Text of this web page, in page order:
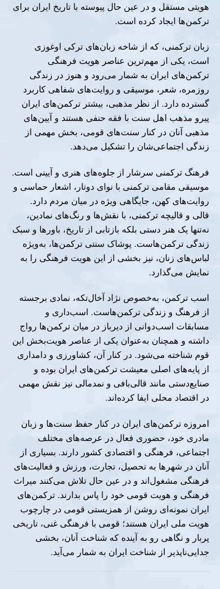
هویتی مستقل و در عین حال پیوسته با تاریخ ایران برای
ترکمن‌ها ایجاد کرده است.
زبان ترکمنی، که از شاخه زبان‌های ترکی اوغوزی
است، یکی از مهم‌ترین عناصر هویت فرهنگی
ترکمن‌های ایران به شمار می‌رود و هنوز در زندگی
روزمره، شعر، موسیقی و روایت‌های شفاهی کاربرد
گسترده دارد. از نظر مذهبی، بیشتر ترکمن‌های ایران
پیرو مذهب اهل سنت با فقه حنفی هستند و آیین‌های
مذهبی آنان در کنار سنت‌های قومی، بخش مهمی از
زندگی اجتماعی‌شان را تشکیل می‌دهد.
فرهنگ ترکمنی سرشار از جلوه‌های هنری و آیینی است.
موسیقی مقامی ترکمنی با نوای دوتار، اشعار حماسی و
روایت‌های کهن، جایگاهی ویژه در میان مردم دارد.
قالی و قالیچه ترکمنی، با نقش‌ها و رنگ‌های نمادین،
نه‌تنها یک هنر دستی بلکه بازتابی از تاریخ، باورها و سبک
زندگی ترکمن‌هاست. پوشاک سنتی ترکمن‌ها، به‌ویژه
لباس‌های زنان، نیز بخشی از این هویت فرهنگی را به
نمایش می‌گذارد.
اسب ترکمن، به‌خصوص نژاد آخال‌تکه، نمادی برجسته
از فرهنگ و زندگی ترکمن‌هاست. اسب‌داری و
مسابقات اسب‌دوانی از دیرباز در میان ترکمن‌ها رواج
داشته و همچنان به‌عنوان یکی از عناصر هویت‌بخش این
قوم شناخته می‌شود. در کنار آن، کشاورزی و دامداری
از پایه‌های اصلی معیشت ترکمن‌های ایران بوده و
صنایع‌دستی مانند قالی‌بافی و نمدمالی نیز نقش مهمی
در اقتصاد محلی ایفا کرده‌اند.
امروزه ترکمن‌های ایران در کنار حفظ سنت‌ها و زبان
مادری خود، حضوری فعال در عرصه‌های مختلف
اجتماعی، فرهنگی و اقتصادی کشور دارند. بسیاری از
آنان در شهرها به تحصیل، تجارت، ورزش و فعالیت‌های
فرهنگی مشغول‌اند و در عین حال تلاش می‌کنند میراث
فرهنگی و هویت قومی خود را پاس بدارند. ترکمن‌های
ایران نمونه‌ای روشن از همزیستی قومی در چارچوب
هویت ملی ایران هستند؛ قومی با فرهنگی غنی، تاریخی
پربار و نگاهی رو به آینده که شناخت آنان، بخشی
جدایی‌ناپذیر از شناخت ایران به شمار می‌آید.